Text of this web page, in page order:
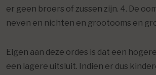
er geen broers of zussen zijn. 4. De
neven en nichten en grootooms en
Eigen aan deze ordes is dat een
een lagere uitsluit. Indien er dus